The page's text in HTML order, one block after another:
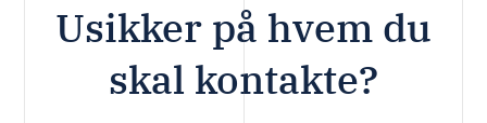
Usikker på hvem du
skal kontakte?